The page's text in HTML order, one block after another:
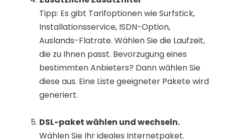
Tipp: Es gibt Tarifoptionen wie Surfstick,
Installationsservice, ISDN-Option,
Auslands-Flatrate. Wählen Sie die Laufzeit,
die zu Ihnen passt. Bevorzugung eines
bestimmten Anbieters? Dann wählen Sie
diese aus. Eine Liste geeigneter Pakete wird
generiert.
DSL-paket wählen und wechseln.
Wählen Sie Ihr ideales Internetpaket.